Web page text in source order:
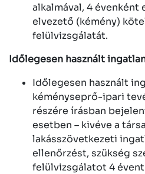
alkalmával, 4 évenként
elvezető (kémény)
felülvizsgálatát.
Időlegesen használt
Időlegesen használt
kéményseprő-ipari
részére írásban
esetben – kivéve a
lakásszövetkezeti
ellenőrzést, szükség
felülvizsgálatot 4